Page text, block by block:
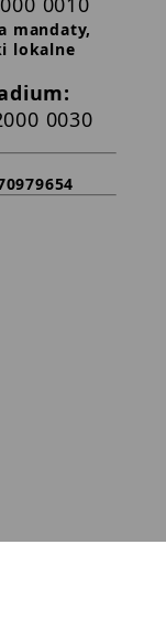
mandaty,
lokalne
0030